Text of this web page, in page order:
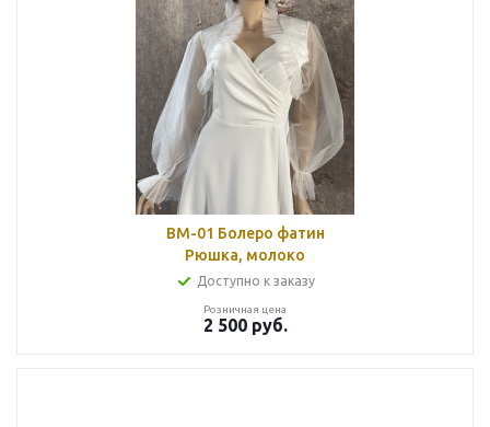
BМ-01 Болеро фатин
Рюшка, молоко
Доступно к заказу
Розничная цена
2 500руб.